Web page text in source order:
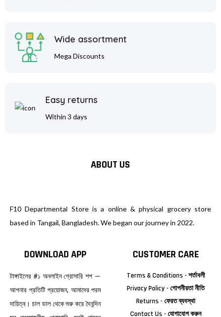
Wide assortment
Mega Discounts
Easy returns
Within 3 days
ABOUT US
F10 Departmental Store is a online & physical grocery store
based in Tangail, Bangladesh. We began our journey in 2022.
DOWNLOAD APP
টাঙ্গাইলের #১ অনলাইন গ্রোসারি শপ —
আপনার প্রতিটি প্রয়োজন, আমাদের পরম
দায়িত্ব। চাল ডাল থেকে শুরু করে দৈনন্দিন
CUSTOMER CARE
Terms & Conditions - শর্তাবলী
Privacy Policy - গোপনীয়তা নীতি
Returns - ফেরত ব্যবস্থা
Contact Us - যোগাযোগ করুন